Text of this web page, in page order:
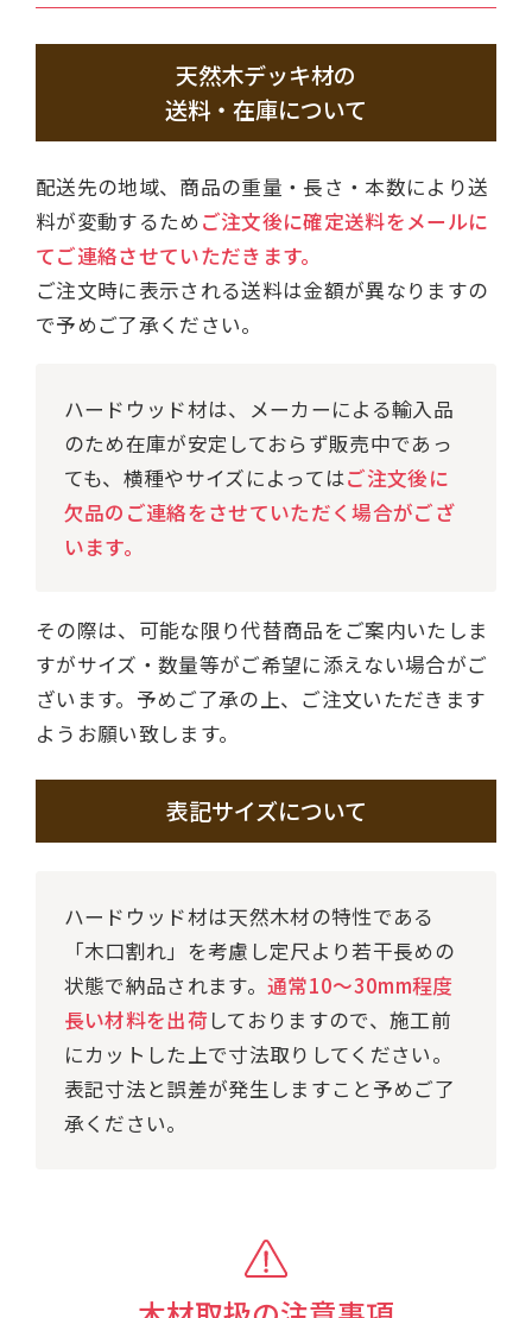
天然木デッキ材の
送料・在庫について
配送先の地域、商品の重量・長さ・本数により送
料が変動するため ご注文後に確定送料をメールに
てご連絡させていただきます。
ご注文時に表示される送料は金額が異なりますの
で予めご了承ください。
ハードウッド材は、メーカーによる輸入品
のため在庫が安定しておらず販売中であっ
ても、横種やサイズによってはご注文後に
欠品のご連絡をさせていただく場合がござ
います。
その際は、可能な限り代替商品をご案内いたしま
すがサイズ・数量等がご希望に添えない場合がご
ざいます。予めご了承の上、ご注文いただきます
ようお願い致します。
表記サイズについて
ハードウッド材は天然木材の特性である
「木口割れ」を考慮し定尺より若干長めの
状態で納品されます。通常10～30mm程度
長い材料を出荷 しておりますので、施工前
にカットした上で寸法取りしてください。
表記寸法と誤差が発生しますこと予めご了
承ください。